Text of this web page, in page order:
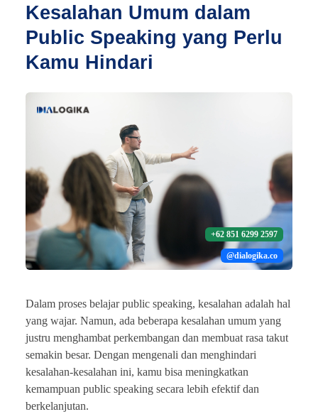
Kesalahan Umum dalam
Public Speaking yang Perlu
Kamu Hindari
+62 851 6299 2597
@dialogika.co
Dalam proses belajar public speaking, kesalahan adalah hal
yang wajar. Namun, ada beberapa kesalahan umum yang
justru menghambat perkembangan dan membuat rasa takut
semakin besar. Dengan mengenali dan menghindari
kesalahan-kesalahan ini, kamu bisa meningkatkan
kemampuan public speaking secara lebih efektif dan
berkelanjutan.